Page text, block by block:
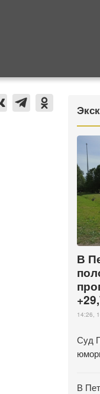
Культура
В
14:26,
Суд
В